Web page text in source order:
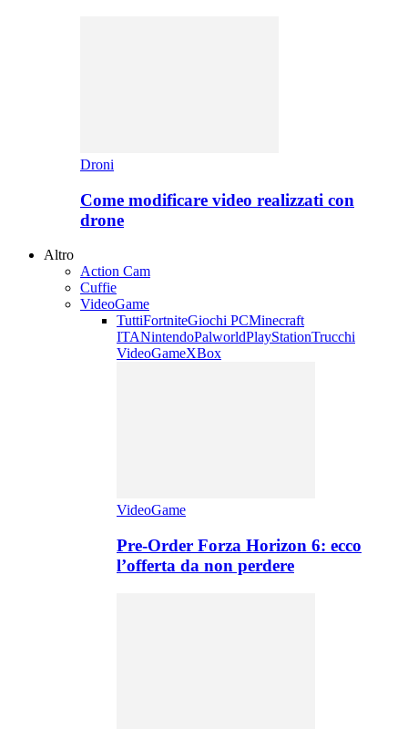
Droni
Come modificare video realizzati con
drone
Altro
Action Cam
Cuffie
VideoGame
TuttiFortniteGiochi PCMinecraft
ITANintendoPalworldPlayStationTrucchi
VideoGameXBox
VideoGame
Pre-Order Forza Horizon 6: ecco
l’offerta da non perdere